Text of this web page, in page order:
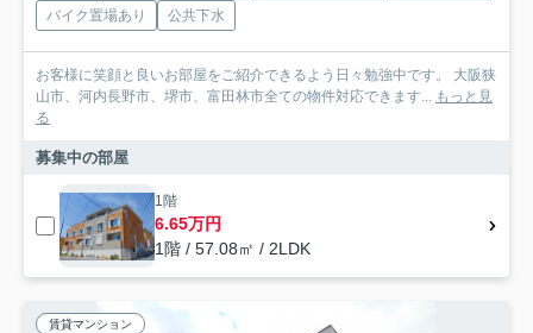
バイク置場あり
公共下水
お客様に笑顔と良いお部屋をご紹介できるよう日々勉強中です。 大阪狭
山市、河内長野市、堺市、富田林市全ての物件対応できます... もっと見
る
募集中の部屋
1階
6.65万円
1階 / 57.08㎡ / 2LDK
賃貸マンション